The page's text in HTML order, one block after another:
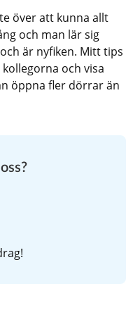
över att kunna allt
och man lär sig
är nyfiken. Mitt tips
och visa
öppna fler dörrar än